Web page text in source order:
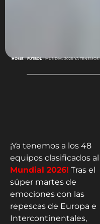
HOME-FÚTBOL-MUNDIAL 2026: YA TENEMOS
¡Ya tenemos a los 48
equipos clasificados al
Mundial 2026! Tras el
súper martes de
emociones con las
repescas de Europa e
Intercontinentales,